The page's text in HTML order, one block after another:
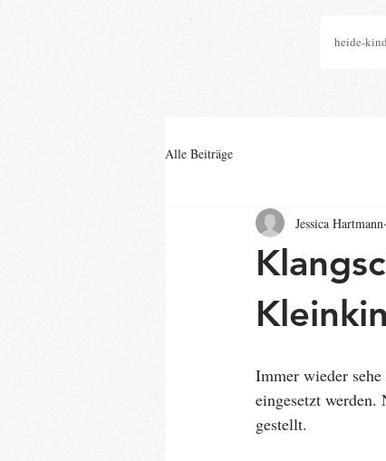
heide-kind
Alle Beiträge
Jessica Hartmann
Immer wieder
eingesetzt werden.
gestellt.